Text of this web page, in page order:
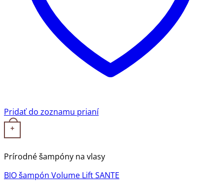
Pridať do zoznamu prianí
+
Prírodné šampóny na vlasy
BIO šampón Volume Lift SANTE